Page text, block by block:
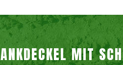
MIT